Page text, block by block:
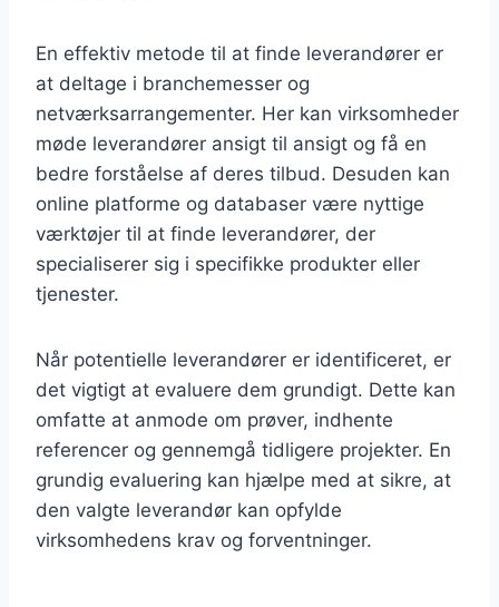
En effektiv metode til at finde leverandører er
at deltage i branchemesser og
netværksarrangementer. Her kan virksomheder
møde leverandører ansigt til ansigt og få en
bedre forståelse af deres tilbud. Desuden kan
online platforme og databaser være nyttige
værktøjer til at finde leverandører, der
specialiserer sig i specifikke produkter eller
tjenester.
Når potentielle leverandører er identificeret, er
det vigtigt at evaluere dem grundigt. Dette kan
omfatte at anmode om prøver, indhente
referencer og gennemgå tidligere projekter. En
grundig evaluering kan hjælpe med at sikre, at
den valgte leverandør kan opfylde
virksomhedens krav og forventninger.